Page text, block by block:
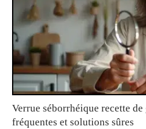
Verrue séborrhéique recette
fréquentes et solutions sûres